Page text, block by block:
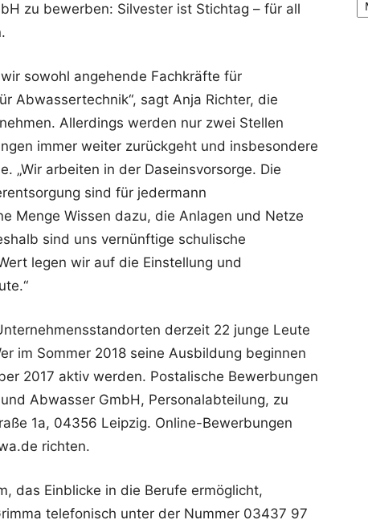
zu bewerben: Silvester ist Stichtag – für all
sowohl angehende Fachkräfte für
Abwassertechnik“, sagt Anja Richter, die
Allerdings werden nur zwei Stellen
immer weiter zurückgeht und insbesondere
„Wir arbeiten in der Daseinsvorsorge. Die
sind für jedermann
Menge Wissen dazu, die Anlagen und Netze
sind uns vernünftige schulische
legen wir auf die Einstellung und
derzeit 22 junge Leute
im Sommer 2018 seine Ausbildung beginnen
2017 aktiv werden. Postalische Bewerbungen
Abwasser GmbH, Personalabteilung, zu
1a, 04356 Leipzig. Online-Bewerbungen
richten.
das Einblicke in die Berufe ermöglicht,
telefonisch unter der Nummer 03437 97